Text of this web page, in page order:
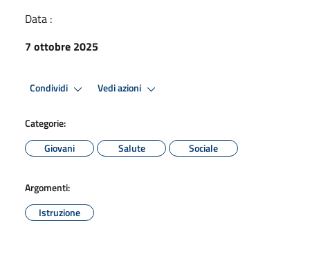
Data :
7 ottobre 2025
Condividi Vedi azioni
Categorie:
Giovani
Salute Sociale
Argomenti:
Istruzione